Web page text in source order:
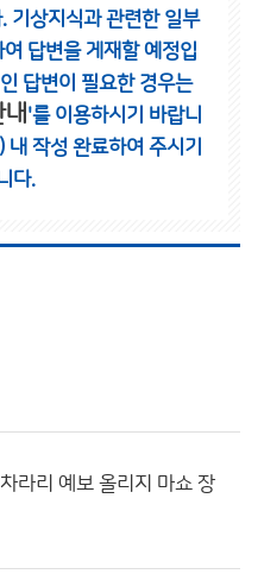
기상지식과 관련한 일부
답변을 게재할 예정입
답변이 필요한 경우는
'를 이용하시기 바랍니
작성 완료하여 주시기
다.
라리 예보 올리지 마쇼 장